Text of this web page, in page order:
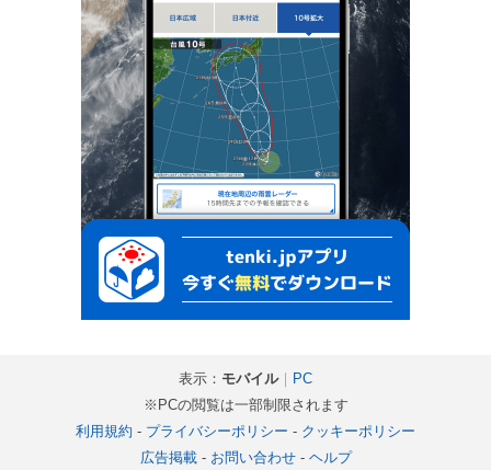
表示： モバイル｜ PC
※PCの閲覧は一部制限されます
利用規約 - プライバシーポリシー - クッキーポリシー
広告掲載- お問い合わせ- ヘルプ